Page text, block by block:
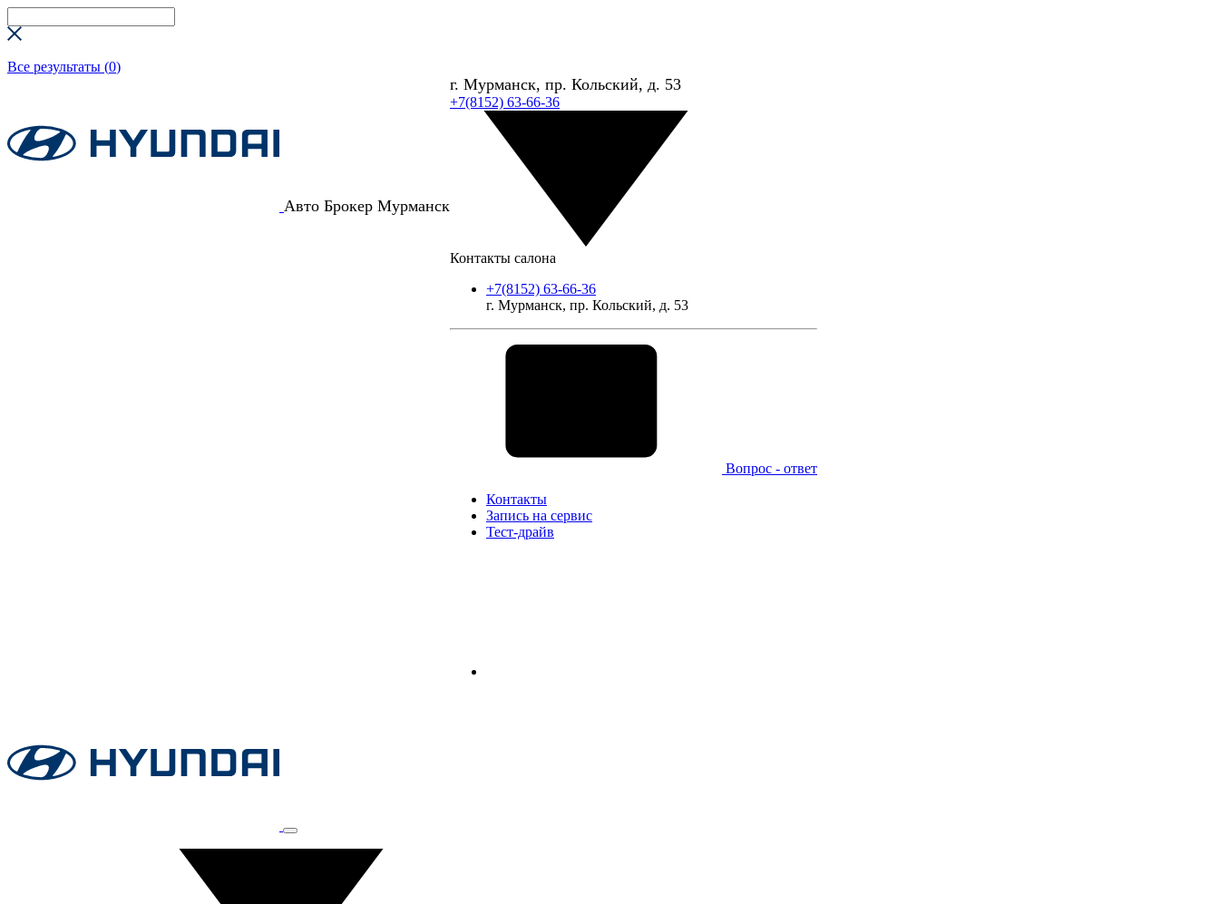
Все результаты (0)
Авто Брокер Мурманск
г. Мурманск, пр. Кольский, д. 53
+7(8152) 63-66-36
Контакты салона
+7(8152) 63-66-36
г. Мурманск, пр. Кольский, д. 53
Вопрос - ответ
Контакты
Запись на сервис
Тест-драйв